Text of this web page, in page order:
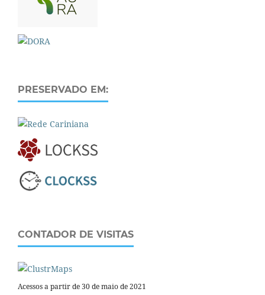
PRESERVADO EM:
CONTADOR DE VISITAS
Acessos a partir de 30 de maio de 2021